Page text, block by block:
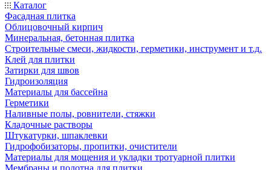
Каталог
Фасадная плитка
Облицовочный кирпич
Минеральная, бетонная плитка
Строительные смеси, жидкости, герметики, инструмент и т.д.
Клей для плитки
Затирки для швов
Гидроизоляция
Материалы для бассейна
Герметики
Наливные полы, ровнители, стяжки
Кладочные растворы
Штукатурки, шпаклевки
Гидрофобизаторы, пропитки, очистители
Материалы для мощения и укладки тротуарной плитки
Мембраны и полотна для плитки